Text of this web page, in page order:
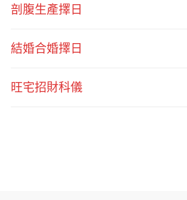
剖腹生產擇日
結婚合婚擇日
旺宅招財科儀